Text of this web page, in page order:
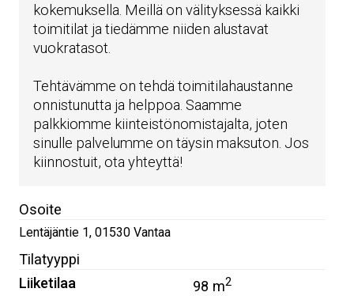
kokemuksella. Meillä on välityksessä kaikki
toimitilat ja tiedämme niiden alustavat
vuokratasot.
Tehtävämme on tehdä toimitilahaustanne
onnistunutta ja helppoa. Saamme
palkkiomme kiinteistönomistajalta, joten
sinulle palvelumme on täysin maksuton. Jos
kiinnostuit, ota yhteyttä!
Osoite
Lentäjäntie 1, 01530 Vantaa
Tilatyyppi
Liiketilaa
98 m2